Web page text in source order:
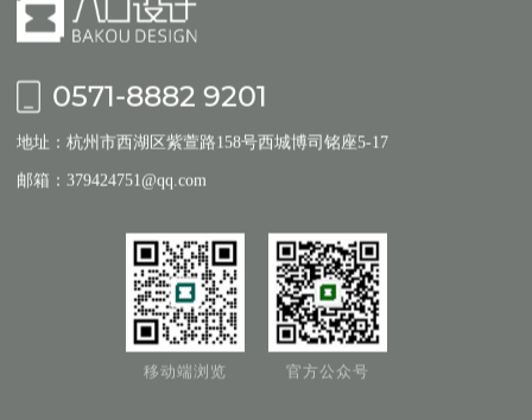
0571-8882 9201
地址：杭州市西湖区紫萱路158号西城博司铭座5-17
邮箱：379424751@qq.com
移动端浏览 官方公众号